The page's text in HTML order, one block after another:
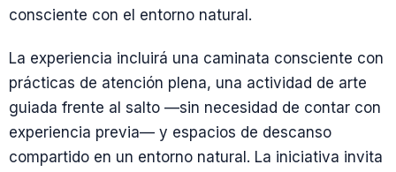
consciente con el entorno natural.
La experiencia incluirá una caminata consciente con
prácticas de atención plena, una actividad de arte
guiada frente al salto —sin necesidad de contar con
experiencia previa— y espacios de descanso
compartido en un entorno natural. La iniciativa invita